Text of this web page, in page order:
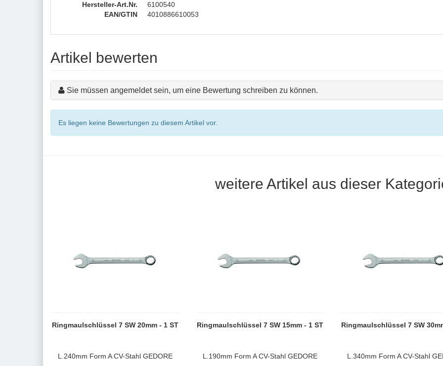
Hersteller-Art.Nr.
6100540
EAN/GTIN
4010886610053
Artikel bewerten
Sie müssen angemeldet sein, um eine Bewertung schreiben zu können.
Es liegen keine Bewertungen zu diesem Artikel vor.
weitere Artikel aus dieser
Ringmaulschlüssel 7 SW 20mm - 1 ST
L.240mm Form A CV-Stahl GEDORE
Ringmaulschlüssel 7 SW 15mm - 1 ST
L.190mm Form A CV-Stahl GEDORE
Ringmaulschlüssel 7 SW
L.340mm Form A CV-Stahl